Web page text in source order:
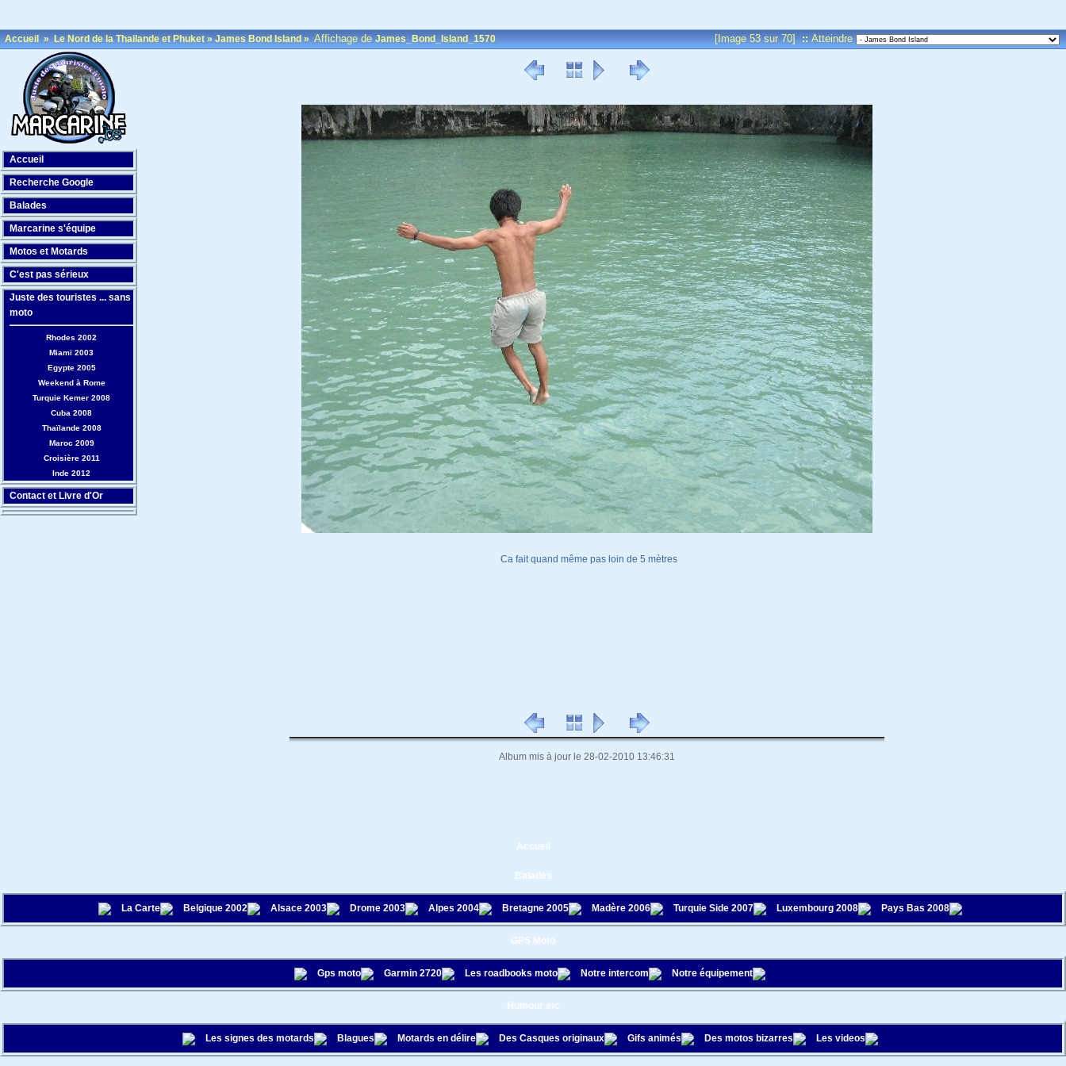
Accueil»Le Nord de la Thailande et Phuket»James Bond Island»Affichage deJames_Bond_Island_1570 [Image 53 sur 70] ::Atteindre
Ca fait quand même pas loin de 5 mètres
Album mis à jour le 28-02-2010 13:46:31
Accueil
Balades
La Carte Belgique 2002 Alsace 2003 Drome 2003 Alpes 2004 Bretagne 2005 Madère 2006 Turquie Side 2007 Luxembourg 2008 Pays Bas 2008
GPS Moto
Gps moto Garmin 2720 Les roadbooks moto Notre intercom Notre équipement
Humour etc
Les signes des motards Blagues Motards en délire Des Casques originaux Gifs animés Des motos bizarres Les videos
Accueil
Recherche Google
Balades
Marcarine s'équipe
Motos et Motards
C'est pas sérieux
Juste des touristes ... sans
moto
Rhodes 2002
Miami 2003
Egypte 2005
Weekend à Rome
Turquie Kemer 2008
Cuba 2008
Thaïlande 2008
Maroc 2009
Croisière 2011
Inde 2012
Contact et Livre d'Or